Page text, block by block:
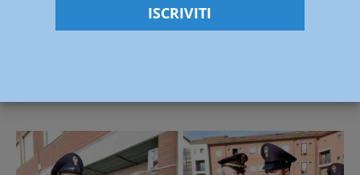
Anche alla scuola di polizia di Piacenza la